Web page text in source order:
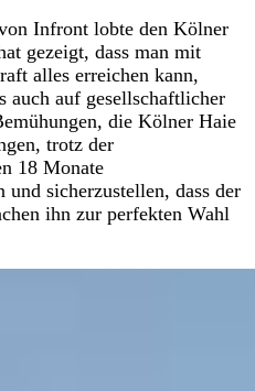
Infront lobte den Kölner
gezeigt, dass man mit
alles erreichen kann,
auch auf gesellschaftlicher
die Kölner Haie
trotz der
18 Monate
sicherzustellen, dass der
ihn zur perfekten Wahl